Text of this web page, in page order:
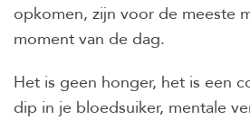
opkomen, zijn voor de meeste
moment van de dag.
Het is geen honger, het is een
dip in je bloedsuiker, mentale